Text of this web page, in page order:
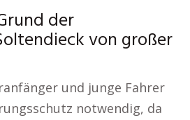
der
von großer
und junge Fahrer
notwendig, da